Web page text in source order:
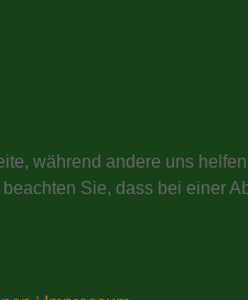
während andere uns
Sie, dass bei einer